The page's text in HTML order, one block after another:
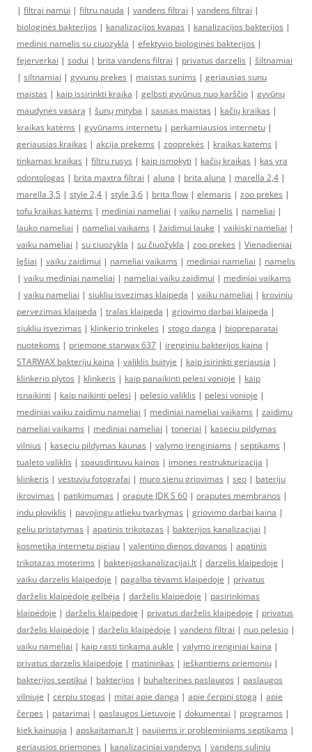
| filtrai namui | filtru nauda | vandens filtrai | vandens filtrai |
biologinės bakterijos | kanalizacijos kvapas | kanalizacijos bakterijos |
medinis namelis su ciuozykla | efektyvio biologinės bakterijos |
fejerverkai | sodui | brita vandens filtrai | privatus darzelis | šiltnamiai
| siltnamiai | gyvunu prekes | maistas sunims | geriausias sunu
maistas | kaip issirinkti kraika | gelbsti gyvūnus nuo karščio | gyvūnų
maudynės vasarą | šunų mityba | sausas maistas | kačių kraikas |
kraikas katėms | gyvūnams internetu | perkamiausios internetu |
geriausias kraikas | akcija prekems | zooprekės | kraikas katems |
tinkamas kraikas | filtru rusys | kaip ismokyti | kačių kraikas | kas yra
odontologas | brita maxtra filtrai | aluna | brita aluna | marella 2,4 |
marella 3,5 | style 2,4 | style 3,6 | brita flow | elemaris | zoo prekes |
tofu kraikas katėms | mediniai nameliai | vaikų namelis | nameliai |
lauko nameliai | nameliai vaikams | žaidimui lauke | vaikiski nameliai |
vaiku nameliai | su ciuozykla | su čiuožykla | zoo prekes | Vienadieniai
lęšiai | vaiku zaidimui | nameliai vaikams | mediniai nameliai | namelis
| vaiku mediniai nameliai | nameliai vaiku zaidimui | mediniai vaikams
| vaiku nameliai | siukliu isvezimas klaipeda | vaiku nameliai | kroviniu
pervezimas klaipeda | tralas klaipeda | griovimo darbai klaipeda |
siukliu isvezimas | klinkerio trinkeles | stogo danga | biopreparatai
nuotekoms | priemone starwax 637 | irenginiu bakterijos kaina |
STARWAX bakteriju kaina | valiklis buityje | kaip isirinkti geriausia |
klinkerio plytos | klinkeris | kaip panaikinti pelesi vonioje | kaip
isnaikinti | kaip naikinti pelesi | pelesio valiklis | pelesi vonioje |
mediniai vaiku zaidimu nameliai | mediniai nameliai vaikams | zaidimu
nameliai vaikams | mediniai nameliai | toneriai | kaseciu pildymas
vilnius | kaseciu pildymas kaunas | valymo įrenginiams | septikams |
tualeto valiklis | spausdintuvu kainos | imones restrukturizacija |
klinkeris | vestuviu fotografai | muro sienu griovimas | seo | bateriju
ikrovimas | patikimumas | orapute JDK S 60 | oraputes membranos |
indu ploviklis | pavojingu atlieku tvarkymas | griovimo darbai kaina |
geliu pristatymas | apatinis trikotazas | bakterijos kanalizacijai |
kosmetika internetu pigiau | valentino dienos dovanos | apatinis
trikotazas moterims | bakterijoskanalizacijai.lt | darzelis klaipedoje |
vaiku darzelis klaipedoje | pagalba tėvams klaipėdoje | privatus
darželis klaipėdoje gelbėja | darželis klaipėdoje | pasirinkimas
klaipėdoje | darželis klaipėdoje | privatus darželis klaipėdoje | privatus
darželis klaipėdoje | darželis klaipėdoje | vandens filtrai | nuo pelesio |
vaiku nameliai | kaip rasti tinkama aukle | valymo irenginiai kaina |
privatus darzelis klaipedoje | matininkas | ieškantiems priemonių |
bakterijos septikui | bakterijos | buhalterines paslaugos | paslaugos
vilniuje | cerpiu stogas | mitai apie dangą | apie čerpinį stogą | apie
čerpes | patarimai | paslaugos Lietuvoje | dokumentai | programos |
kiek kainuoja | apskaitaman.lt | naujiems ir probleminiams septikams |
geriausios priemones | kanalizaciniai vandenys | vandens suliniu